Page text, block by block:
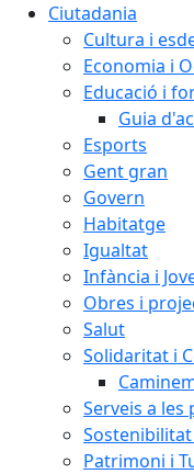
Ciutadania
Cultura i
Economia i
Educació i
Guia
Esports
Gent gran
Govern
Habitatge
Igualtat
Infància i
Obres i
Salut
Solidaritat i
Serveis a les
Patrimoni i